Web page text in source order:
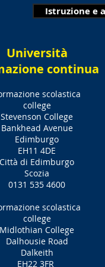
Istruzione e
Università
continua
scolastica
college
Stevenson College
Bankhead Avenue
Edimburgo
EH11 4DE
Città di Edimburgo
Scozia
0131 535 4600
scolastica
college
Midlothian College
Dalhousie Road
Dalkeith
EH22 3FR